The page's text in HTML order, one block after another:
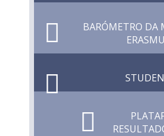
BARÓMETRO DA